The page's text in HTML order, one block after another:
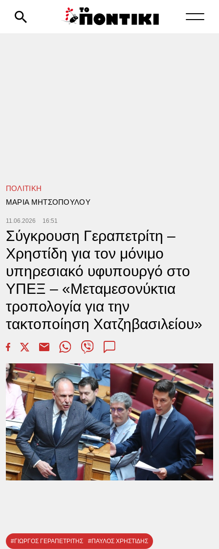
ΠΟΛΙΤΙΚΗ
ΜΑΡΙΑ ΜΗΤΣΟΠΟΥΛΟΥ
11.06.2026 16:51
Σύγκρουση Γεραπετρίτη –
Χρηστίδη για τον μόνιμο
υπηρεσιακό υφυπουργό στο
ΥΠΕΞ – «Μεταμεσονύκτια
τροπολογία για την
τακτοποίηση Χατζηβασιλείου»
#ΓΙΩΡΓΟΣ ΓΕΡΑΠΕΤΡΙΤΗΣ #ΠΑΥΛΟΣ ΧΡΗΣΤΙΔΗΣ